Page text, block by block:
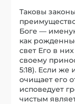
Таковы
Боге —
как
свет Его в
своему
5:18). Если же
очищает его
исповедует
чистым